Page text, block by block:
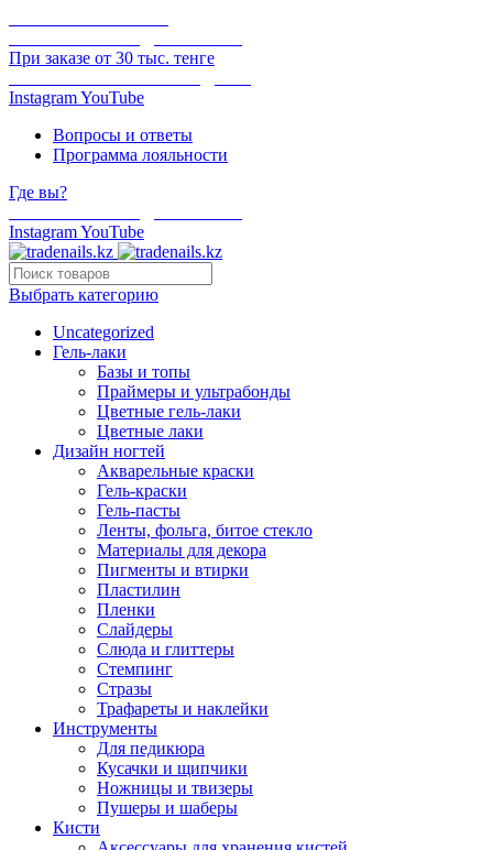
При заказе от 30 тыс. тенге
InstagramYouTube
Вопросы и ответы
Программа лояльности
Где вы?
InstagramYouTube
Выбрать категорию
Uncategorized
Гель-лаки
Базы и топы
Праймеры и ультрабонды
Цветные гель-лаки
Цветные лаки
Дизайн ногтей
Акварельные краски
Гель-краски
Гель-пасты
Ленты, фольга, битое стекло
Материалы для декора
Пигменты и втирки
Пластилин
Пленки
Слайдеры
Слюда и глиттеры
Стемпинг
Стразы
Трафареты и наклейки
Инструменты
Для педикюра
Кусачки и щипчики
Ножницы и твизеры
Пушеры и шаберы
Кисти